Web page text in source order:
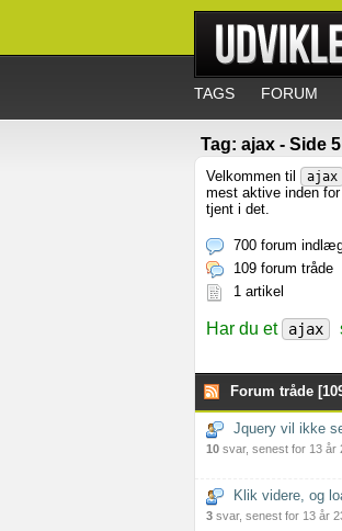
TAGS FORUM
Tag: ajax - Side 5
Velkommen til ajax
mest aktive inden
tjent i det.
700 forum
109 forum tråde
1 artikel
Har du et ajax
Forum tråde
Jquery vil ikke
10 svar, senest for 13 år
Klik videre, og
3 svar, senest for 13 år